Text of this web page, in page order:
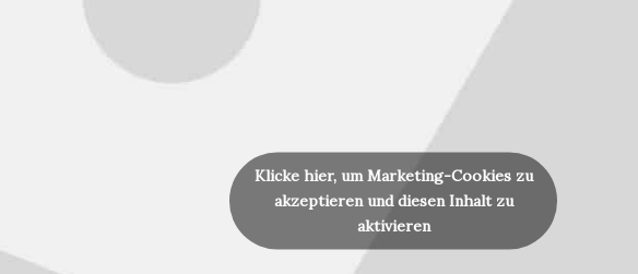
Klicke hier, um Marketing-Cookies zu
akzeptieren und diesen Inhalt zu
aktivieren